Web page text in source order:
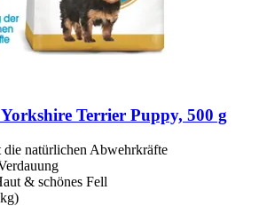
Yorkshire Terrier Puppy, 500 g
die natürlichen Abwehrkräfte
& schönes Fell